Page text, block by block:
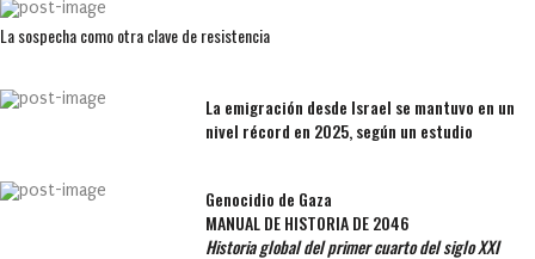
La sospecha como otra clave de resistencia
La emigración desde Israel se mantuvo en un
nivel récord en 2025, según un estudio
Genocidio de Gaza
MANUAL DE HISTORIA DE 2046
Historia global del primer cuarto del siglo XXI